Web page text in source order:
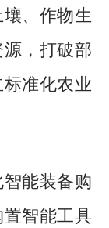
、作物生
，打破部
准化农业
能装备购
智能工具